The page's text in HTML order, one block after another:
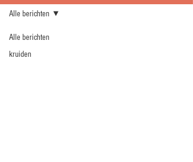
Alle berichten
kruiden
Alle berichten